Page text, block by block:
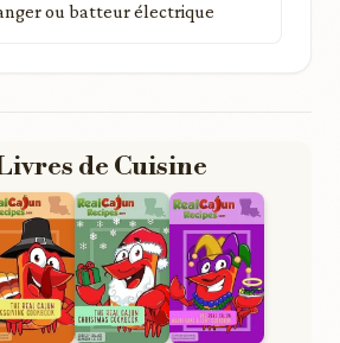
ou batteur électrique
de Cuisine